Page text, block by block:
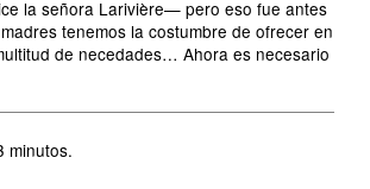
la señora Larivière— pero eso fue antes
tenemos la costumbre de ofrecer en
de necedades… Ahora es necesario
minutos.